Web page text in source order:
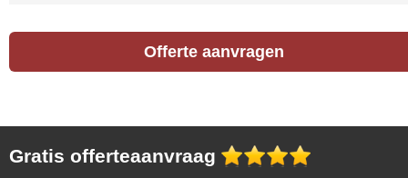
Offerte aanvragen
Gratis offerteaanvraag